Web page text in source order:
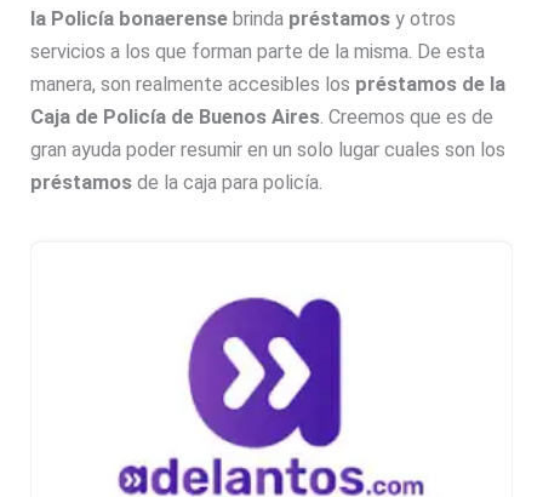
la Policía bonaerense brinda préstamosy otros
servicios a los que forman parte de la misma. De esta
manera, son realmente accesibles los préstamos de la
Caja de Policía de Buenos Aires. Creemos que es de
gran ayuda poder resumir en un solo lugar cuales son los
préstamosde la caja para policía.